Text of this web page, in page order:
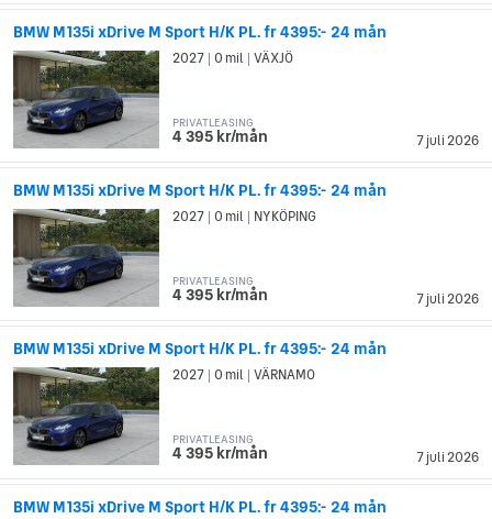
BMW M135i xDrive M Sport H/K PL. fr 4395:- 24 mån
7 juli 2026
2027 0 mil VÄXJÖ
PRIVATLEASING
4 395 kr/mån
BMW M135i xDrive M Sport H/K PL. fr 4395:- 24 mån
7 juli 2026
2027 0 mil NYKÖPING
PRIVATLEASING
4 395 kr/mån
BMW M135i xDrive M Sport H/K PL. fr 4395:- 24 mån
7 juli 2026
2027 0 mil VÄRNAMO
PRIVATLEASING
4 395 kr/mån
BMW M135i xDrive M Sport H/K PL. fr 4395:- 24 mån